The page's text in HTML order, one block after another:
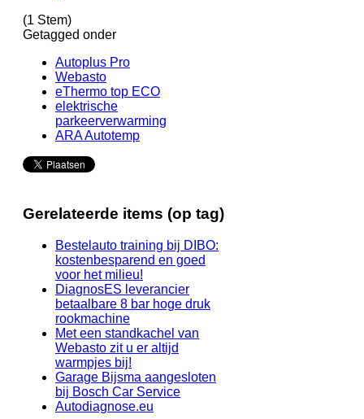
(1 Stem)
Getagged onder
Autoplus Pro
Webasto
eThermo top ECO
elektrische
parkeerverwarming
ARA Autotemp
Gerelateerde items (op tag)
Bestelauto training bij DIBO:
kostenbesparend en goed
voor het milieu!
DiagnosES leverancier
betaalbare 8 bar hoge druk
rookmachine
Met een standkachel van
Webasto zit u er altijd
warmpjes bij!
Garage Bijsma aangesloten
bij Bosch Car Service
Autodiagnose.eu